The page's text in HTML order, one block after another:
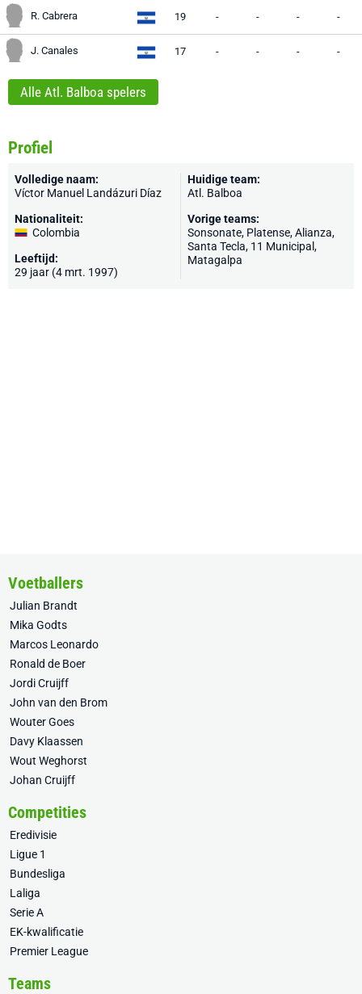
R. Cabrera 19 - - - -
J. Canales 17 - - - -
Alle Atl. Balboa spelers
Profiel
Volledige naam:
Víctor Manuel Landázuri Díaz
Nationaliteit:
Colombia
Leeftijd:
29 jaar (4 mrt. 1997)
Huidige team:
Atl. Balboa
Vorige teams:
Sonsonate, Platense, Alianza,
Santa Tecla, 11 Municipal,
Matagalpa
Voetballers
Julian Brandt
Mika Godts
Marcos Leonardo
Ronald de Boer
Jordi Cruijff
John van den Brom
Wouter Goes
Davy Klaassen
Wout Weghorst
Johan Cruijff
Competities
Eredivisie
Ligue 1
Bundesliga
Laliga
Serie A
EK-kwalificatie
Premier League
Teams